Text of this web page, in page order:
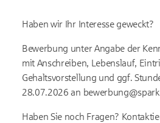
Haben wir Ihr Interesse geweckt?
Bewerbung unter Angabe der
mit Anschreiben, Lebenslauf,
Gehaltsvorstellung und ggf.
28.07.2026 an
Haben Sie noch Fragen?